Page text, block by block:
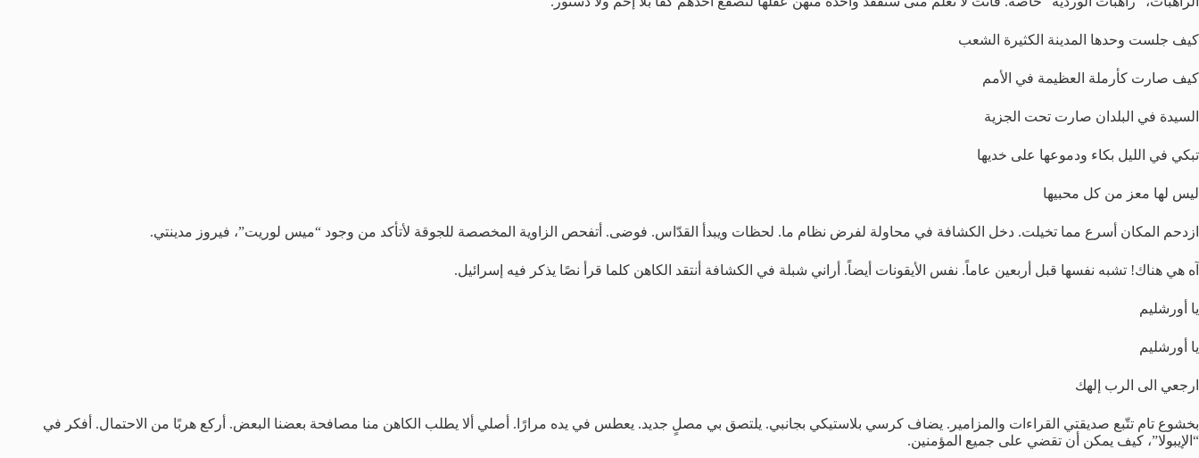
كيف جلست وحدها المدينة الكثيرة الشعب
كيف صارت كأرملة العظيمة في الأمم
السيدة في البلدان صارت تحت الجزية
تبكي في الليل بكاء ودموعها على خديها
ليس لها معز من كل محبيها
ازدحم المكان أسرع مما تخيلت. دخل الكشافة في محاولة لفرض نظام ما. لحظات ويبدأ القدّاس. فوضى. أتفحص الزاوية المخصصة للجوقة لأتأكد من وجود “ميس لوريت”، فيروز مدينتي.
آه هي هناك! تشبه نفسها قبل أربعين عاماً. نفس الأيقونات أيضاً. أراني شبلة في الكشافة أنتقد الكاهن كلما قرأ نصًا يذكر فيه إسرائيل.
يا أورشليم
يا أورشليم
ارجعي الى الرب إلهك
بخشوع تام تتّبع صديقتي القراءات والمزامير. يضاف كرسي بلاستيكي بجانبي. يلتصق بي مصلٍ جديد. يعطس في يده مرارًا. أصلي ألا يطلب الكاهن منا مصافحة بعضنا البعض. أركع هربًا من الاحتمال. أفكر في
“الإيبولا”، كيف يمكن أن تقضي على جميع المؤمنين.